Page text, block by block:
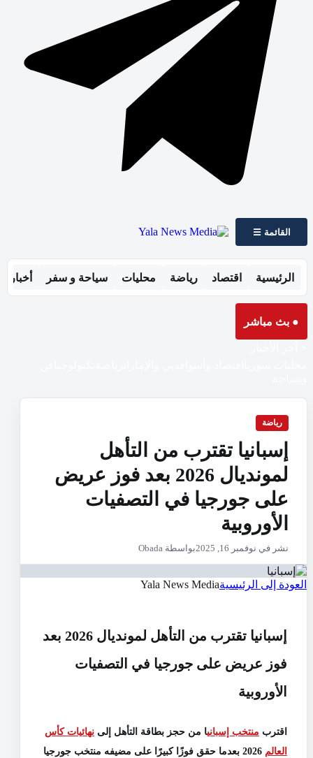
القائمة ☰
الرئيسية اقتصاد رياضة محليات سياحة و سفر أخبار
● بث مباشر
رياضة
إسبانيا تقترب من التأهل
لمونديال 2026 بعد فوز عريض
على جورجيا في التصفيات
الأوروبية
نشر في نوفمبر 16, 2025 بواسطة Obada
العودة إلى الرئيسيةYala News Media
إسبانيا تقترب من التأهل لمونديال 2026 بعد
فوز عريض على جورجيا في التصفيات
الأوروبية
اقترب منتخب إسبانيا من حجز بطاقة التأهل إلى نهائياتكأس
العالم
بعدما حقق فوزًا كبيرًا على مضيفه منتخب جورجيا